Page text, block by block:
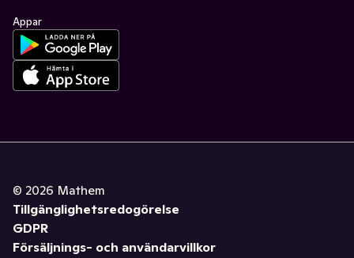
Appar
© 2026 Mathem
Tillgänglighetsredogörelse
GDPR
Försäljnings- och användarvillkor